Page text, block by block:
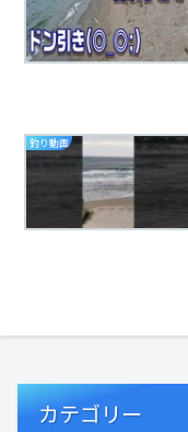
釣り動画
カテゴリー